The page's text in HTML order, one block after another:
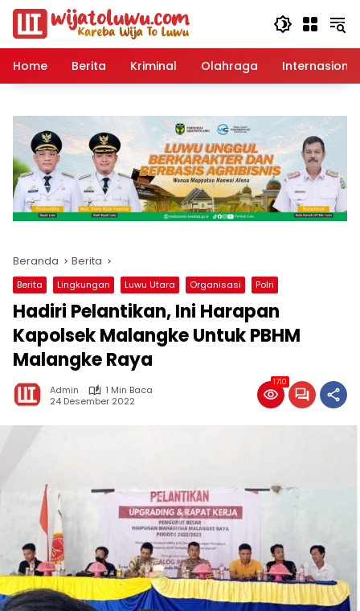
Langsung
konten
Home
Berita Kriminal Olahraga Internasional
Beranda Berita
Berita Lingkungan Luwu Utara Organisasi Polri
Hadiri Pelantikan, Ini Harapan
Kapolsek Malangke Untuk PBHM
Malangke Raya
Admin
1 Min Baca
24 Desember 2022
1710